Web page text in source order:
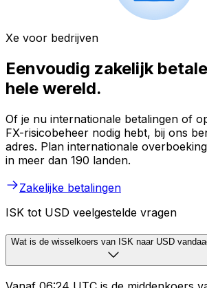
Xe voor bedrijven
Eenvoudig zakelijk
hele wereld.
Of je nu internationale betalingen of
FX-risicobeheer nodig hebt, bij ons
adres. Plan internationale
in meer dan 190 landen.
Zakelijke betalingen
ISK tot USD veelgestelde vragen
Wat is de wisselkoers van ISK naar USD